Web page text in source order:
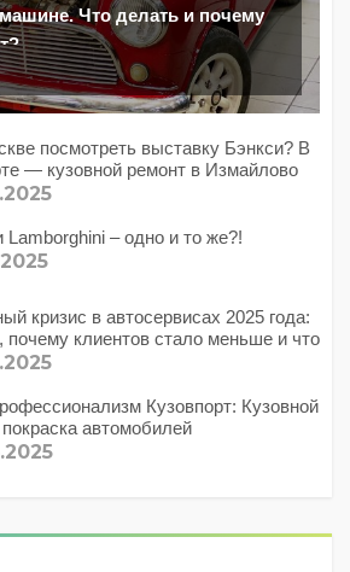
Что делать и почему
посмотреть выставку Бэнкси? В
— кузовной ремонт в Измайлово
Lamborghini – одно и то же?!
кризис в автосервисах 2025 года:
почему клиентов стало меньше и что
Кузовпорт: Кузовной
автомобилей